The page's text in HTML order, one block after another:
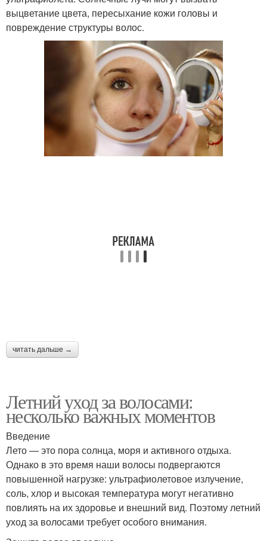
выцветание цвета, пересыхание кожи головы и
повреждение структуры волос.
читать дальше →
Летний уход за волосами:
несколько важных моментов
Введение
Лето — это пора солнца, моря и активного отдыха.
Однако в это время наши волосы подвергаются
повышенной нагрузке: ультрафиолетовое излучение,
соль, хлор и высокая температура могут негативно
повлиять на их здоровье и внешний вид. Поэтому летний
уход за волосами требует особого внимания.